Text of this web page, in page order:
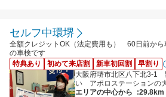
セルフ中環堺
全額クレジットOK（法定費用も） 60日前か
の車検です
特典あり
初めて来店割 新車初回割
早割り
大阪府堺市北区八下北3-
い アポロステーションの
エリアの中心から
:29.8km